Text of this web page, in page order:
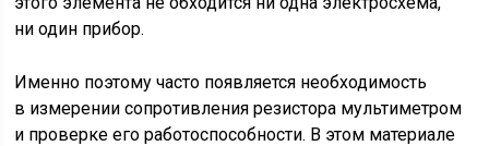
ни один прибор.
Именно поэтому часто появляется необходимость
в измерении сопротивления резистора мультиметром
и проверке его работоспособности. В этом материале